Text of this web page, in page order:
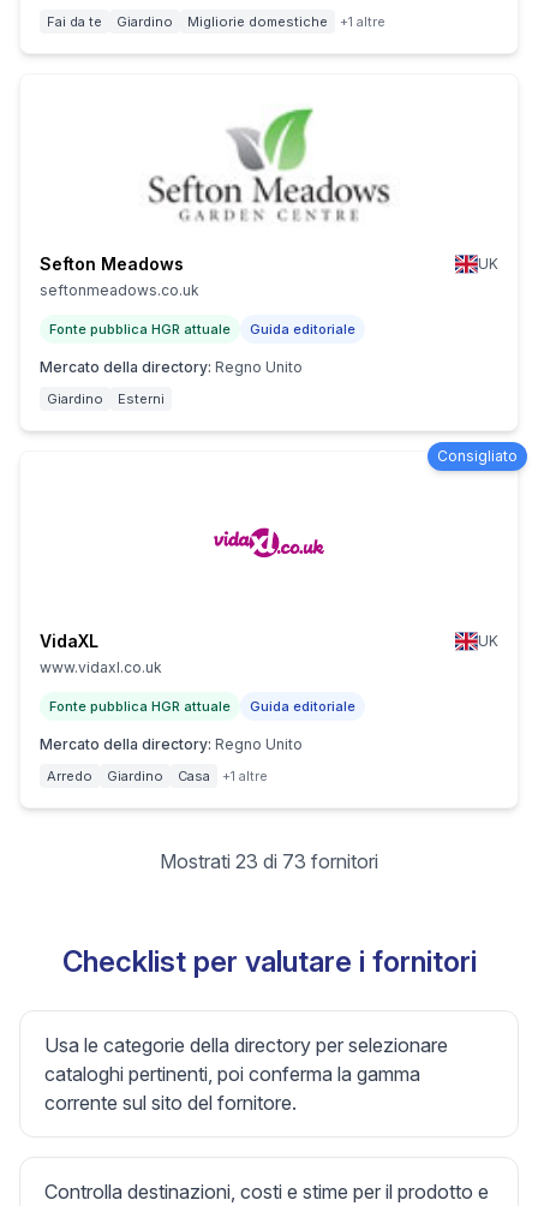
Fai da te Giardino Migliorie domestiche +1 altre
Sefton Meadows
UK
seftonmeadows.co.uk
Fonte pubblica HGR attuale Guida editoriale
Mercato della directory: Regno Unito
Giardino Esterni
Consigliato
VidaXL
UK
www.vidaxl.co.uk
Fonte pubblica HGR attuale Guida editoriale
Mercato della directory: Regno Unito
Arredo Giardino Casa +1 altre
Mostrati 23 di 73 fornitori
Checklist per valutare i fornitori
Usa le categorie della directory per selezionare
cataloghi pertinenti, poi conferma la gamma
corrente sul sito del fornitore.
Controlla destinazioni, costi e stime per il prodotto e